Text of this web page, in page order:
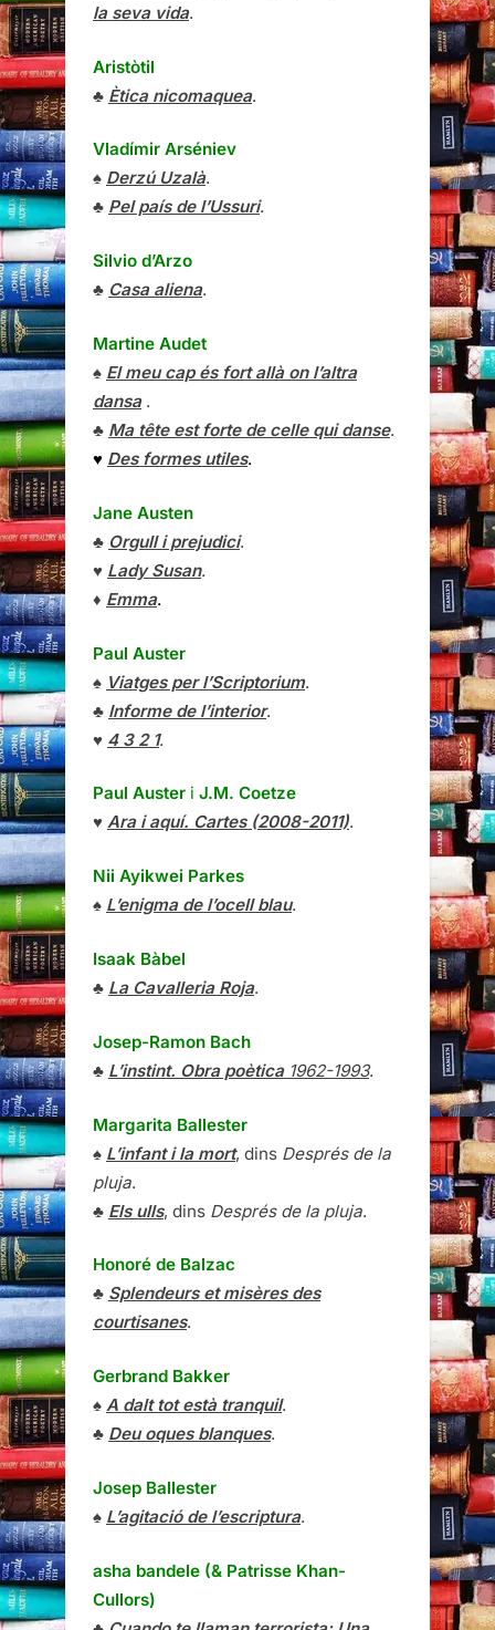
la seva vida.
Aristòtil
♣ Ètica nicomaquea.
Vladímir Arséniev
♠ Derzú Uzalà.
♣ Pel país de l’Ussuri.
Silvio d’Arzo
♣ Casa aliena.
Martine Audet
♠ El meu cap és fort allà on l’altra
dansa.
♣ Ma tête est forte de celle qui danse.
♥ Des formes utiles.
Jane Austen
♣ Orgull i prejudici.
♥ Lady Susan.
♦ Emma.
Paul Auster
♠ Viatges per l’Scriptorium.
♣ Informe de l’interior.
♥ 4 3 2 1.
Paul Auster i J.M. Coetze
♥ Ara i aquí. Cartes (2008-2011).
Nii Ayikwei Parkes
♠ L’enigma de l’ocell blau.
Isaak Bàbel
♣ La Cavalleria Roja.
Josep-Ramon Bach
♣ L’instint. Obra poètica1962-1993.
Margarita Ballester
♠ L’infant i la mort, dins Després de la
pluja.
♣ Els ulls, dins Després de la pluja.
Honoré de Balzac
♣ Splendeurs et misères des
courtisanes.
Gerbrand Bakker
♠ A dalt tot està tranquil.
♣ Deu oques blanques.
Josep Ballester
♠ L’agitació de l’escriptura.
asha bandele (& Patrisse Khan-
Cullors)